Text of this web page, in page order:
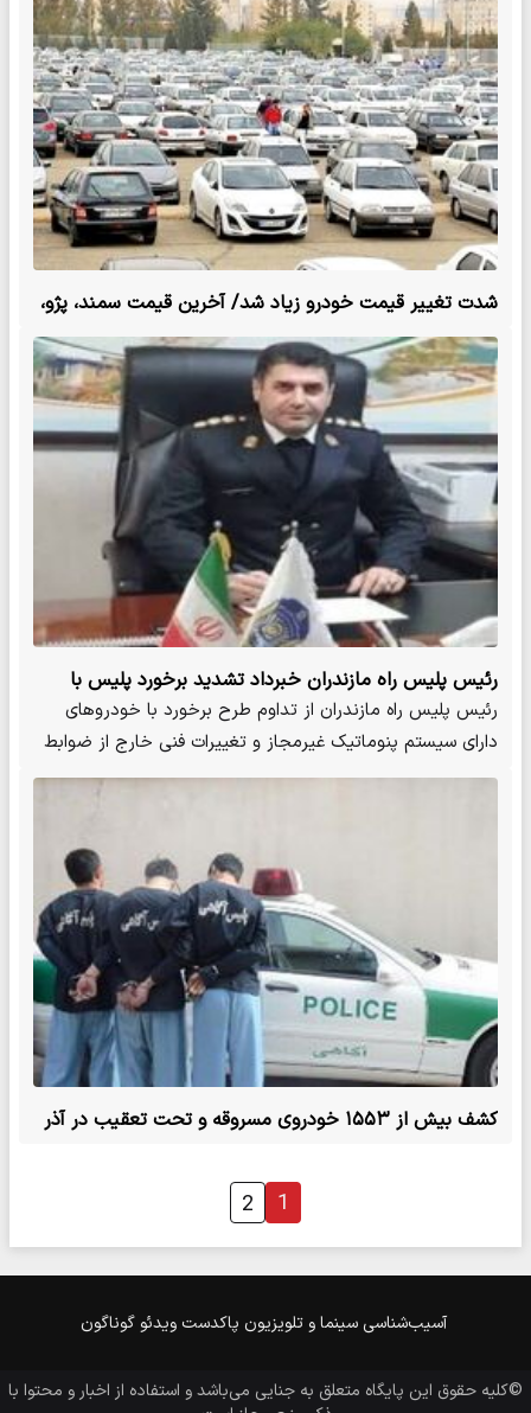
شدت تغییر قیمت خودرو زیاد شد/ آخرین قیمت سمند، پژو،
کوییک، شاهین و دنا + جدول
رئیس پلیس راه مازندران خبرداد تشدید برخورد پلیس با
خودروهای تغییر وضعیت داده شده در مازندران
رئیس پلیس راه مازندران از تداوم طرح برخورد با خودروهای
دارای سیستم پنوماتیک غیرمجاز و تغییرات فنی خارج از ضوابط
در…
کشف بیش از ۱۵۵۳ خودروی مسروقه و تحت تعقیب در آذر
1
2
آسیب‌شناسی سینما و تلویزیون پاکدست ویدئو گوناگون
©کلیه حقوق این پایگاه متعلق به جنایی می‌باشد و استفاده از اخبار و محتوا با